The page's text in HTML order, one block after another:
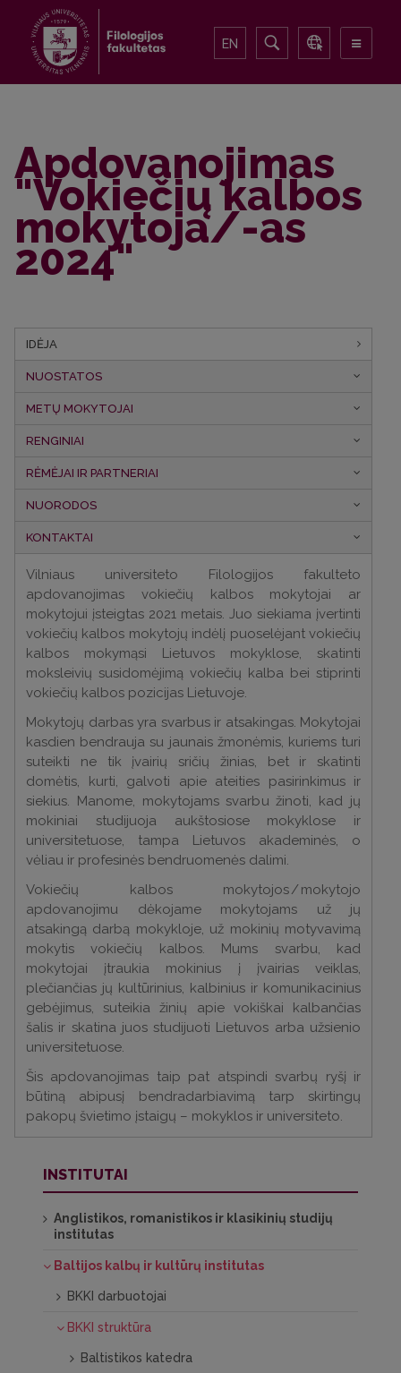
EN
Apdovanojimas
"Vokiečių kalbos
mokytoja/-as
2024"
IDĖJA
NUOSTATOS
METŲ MOKYTOJAI
RENGINIAI
RĖMĖJAI IR PARTNERIAI
NUORODOS
KONTAKTAI
Vilniaus universiteto Filologijos fakulteto
apdovanojimas vokiečių kalbos mokytojai ar
mokytojui įsteigtas 2021 metais. Juo siekiama įvertinti
vokiečių kalbos mokytojų indėlį puoselėjant vokiečių
kalbos mokymąsi Lietuvos mokyklose, skatinti
moksleivių susidomėjimą vokiečių kalba bei stiprinti
vokiečių kalbos pozicijas Lietuvoje.
Mokytojų darbas yra svarbus ir atsakingas. Mokytojai
kasdien bendrauja su jaunais žmonėmis, kuriems turi
suteikti ne tik įvairių sričių žinias, bet ir skatinti
domėtis, kurti, galvoti apie ateities pasirinkimus ir
siekius. Manome, mokytojams svarbu žinoti, kad jų
mokiniai studijuoja aukštosiose mokyklose ir
universitetuose, tampa Lietuvos akademinės, o
vėliau ir profesinės bendruomenės dalimi.
Vokiečių kalbos mokytojos / mokytojo
apdovanojimu dėkojame mokytojams už jų
atsakingą darbą mokykloje, už mokinių motyvavimą
mokytis vokiečių kalbos. Mums svarbu, kad
mokytojai įtraukia mokinius į įvairias veiklas,
plečiančias jų kultūrinius, kalbinius ir komunikacinius
gebėjimus, suteikia žinių apie vokiškai kalbančias
šalis ir skatina juos studijuoti Lietuvos arba užsienio
universitetuose.
Šis apdovanojimas taip pat atspindi svarbų ryšį ir
būtiną abipusį bendradarbiavimą tarp skirtingų
pakopų švietimo įstaigų – mokyklos ir universiteto.
INSTITUTAI
Anglistikos, romanistikos ir klasikinių studijų
institutas
Baltijos kalbų ir kultūrų institutas
BKKI darbuotojai
BKKI struktūra
Baltistikos katedra